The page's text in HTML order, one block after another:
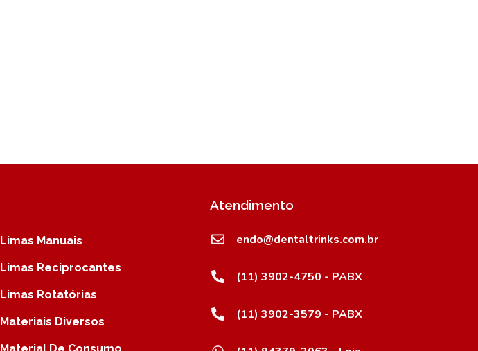
Limas Manuais
Limas Reciprocantes
Limas Rotatórias
Materiais Diversos
Atendimento
endo@dentaltrinks.com.br
(11) 3902-4750 - PABX
(11) 3902-3579 - PABX